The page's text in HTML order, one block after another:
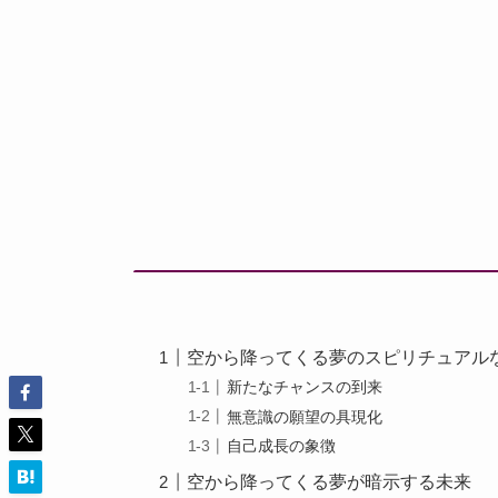
空から降ってくる夢のスピリチュアル
新たなチャンスの到来
無意識の願望の具現化
自己成長の象徴
空から降ってくる夢が暗示する未来